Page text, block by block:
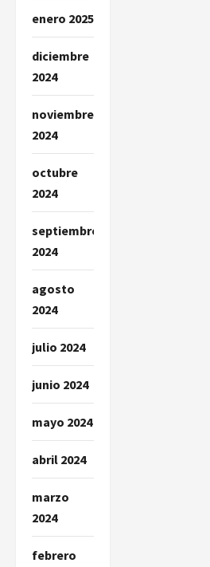
enero 2025
diciembre
2024
noviembre
2024
octubre
2024
septiembre
2024
agosto
2024
julio 2024
junio 2024
mayo 2024
abril 2024
marzo
2024
febrero